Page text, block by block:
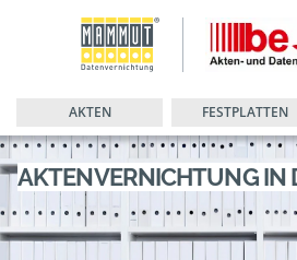
AKTEN FESTPLATTEN
AKTENVERNICHTUNG IN